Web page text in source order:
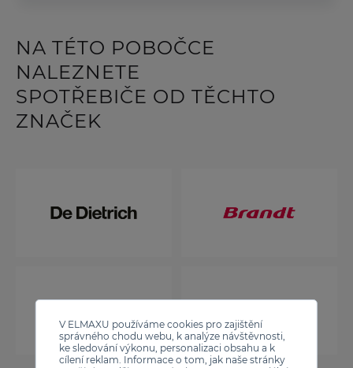
V ELMAXU používáme cookies pro zajištění
správného chodu webu, k analýze návštěvnosti,
ke sledování výkonu, personalizaci obsahu a k
cílení reklam. Informace o tom, jak naše stránky
NA TÉTO POBOČCE
NALEZNETE
SPOTŘEBIČE OD TĚCHTO
ZNAČEK